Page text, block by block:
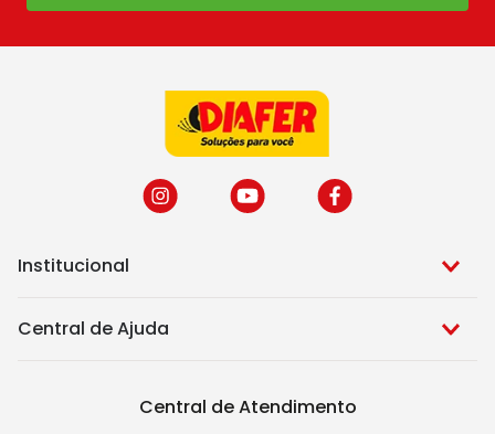
Institucional
Central de Ajuda
Central de Atendimento